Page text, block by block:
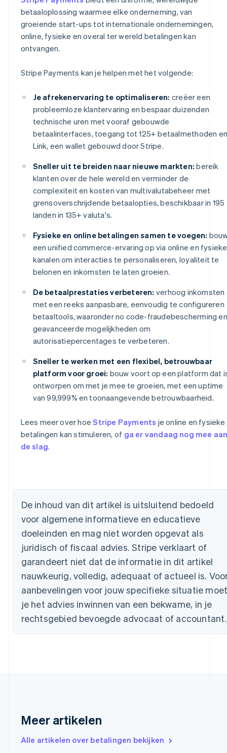
betaaloplossing waarmee elke onderneming, van
groeiende start-ups tot internationale ondernemingen,
online, fysieke en overal ter wereld betalingen kan
ontvangen.
Stripe Payments kan je helpen met het volgende:
Je afrekenervaring te optimaliseren: creëer een
probleemloze klantervaring en bespaar duizenden
technische uren met vooraf gebouwde
betaalinterfaces, toegang tot 125+ betaalmethoden en
Link, een wallet gebouwd door Stripe.
Sneller uit te breiden naar nieuwe markten: bereik
klanten over de hele wereld en verminder de
complexiteit en kosten van multivalutabeheer met
grensoverschrijdende betaalopties, beschikbaar in 195
landen in 135+ valuta's.
Fysieke en online betalingen samen te voegen:
een unified commerce-ervaring op via online en fysieke
kanalen om interacties te personaliseren, loyaliteit te
belonen en inkomsten te laten groeien.
De betaalprestaties verbeteren: verhoog inkomsten
met een reeks aanpasbare, eenvoudig te configureren
betaaltools, waaronder no code-fraudebescherming en
geavanceerde mogelijkheden om
autorisatiepercentages te verbeteren.
Sneller te werken met een flexibel, betrouwbaar
platform voor groei: bouw voort op een platform dat
ontworpen om met je mee te groeien, met een uptime
van 99,999% en toonaangevende betrouwbaarheid.
Lees meer over hoeStripe Payments je online en fysieke
betalingen kan stimuleren, of ga er vandaag nog mee
de slag.
De inhoud van dit artikel is uitsluitend bedoeld
voor algemene informatieve en educatieve
doeleinden en mag niet worden opgevat als
juridisch of fiscaal advies. Stripe verklaart of
garandeert niet dat de informatie in dit artikel
nauwkeurig, volledig, adequaat of actueel is.
aanbevelingen voor jouw specifieke situatie
je het advies inwinnen van een bekwame, in je
rechtsgebied bevoegde advocaat of accountant.
Meer artikelen
Alle artikelen over betalingen bekijken
NederlandsFrançais DeutschEnglish
Brazilië
Português
Bulgarije
English
EnglishFrançais
Cyprus
English
Denemarken
English
Duitsland
Estland
Griekenland
Hongarije